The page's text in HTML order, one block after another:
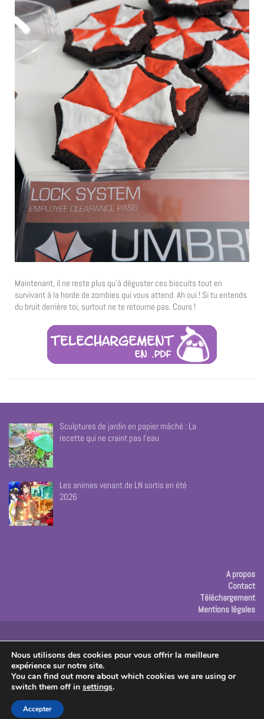
Maintenant, il ne reste plus qu’à déguster ces biscuits tout en
survivant à la horde de zombies qui vous attend. Ah oui ! Si tu entends
du bruit derrière toi, surtout ne te retourne pas. Cours !
Sculptures de jardin en papier mâché : La
recette qui ne craint pas l’eau
Les animes venant de LN sortis en été
2026
A propos
Contact
Téléchargement
Mentions légales
Copyright © 2026 Les créas de Rose
Nous utilisons des cookies pour vous offrir la meilleure
expérience sur notre site.
You can find out more about which cookies we are using or
switch them off in settings.
Accepter